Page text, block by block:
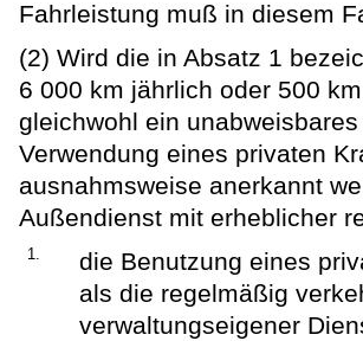
Fahrleistung muß in diesem
(2) Wird die in Absatz 1
6 000 km jährlich oder 500
gleichwohl ein
Verwendung eines privaten
ausnahmsweise anerkannt
Außendienst mit erheblicher
1.
die Benutzung eines
als die regelmäßig
verwaltungseigener